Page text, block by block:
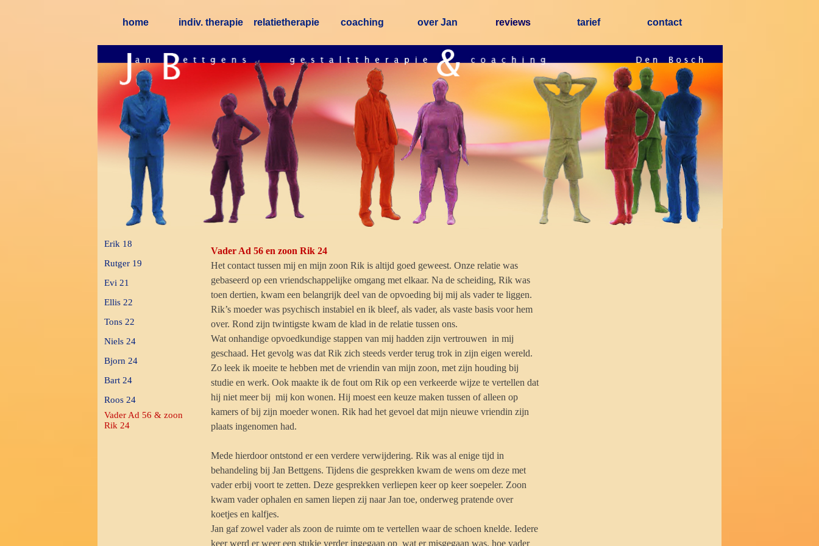
Menu overslaan
home indiv. therapie ▼
relatietherapie ▼
coaching ▼
over Jan ▼
reviews ▼
tarief ▼
contact
Vader Ad 56 en zoon Rik 24
Het contact tussen mij en mijn zoon Rik is altijd goed geweest. Onze relatie was
gebaseerd op een vriendschappelijke omgang met elkaar. Na de scheiding, Rik was
toen dertien, kwam een belangrijk deel van de opvoeding bij mij als vader te liggen.
Rik’s moeder was psychisch instabiel en ik bleef, als vader, als vaste basis voor hem
over. Rond zijn twintigste kwam de klad in de relatie tussen ons.
Wat onhandige opvoedkundige stappen van mij hadden zijn vertrouwen in mij
geschaad. Het gevolg was dat Rik zich steeds verder terug trok in zijn eigen wereld.
Zo leek ik moeite te hebben met de vriendin van mijn zoon, met zijn houding bij
studie en werk. Ook maakte ik de fout om Rik op een verkeerde wijze te vertellen dat
hij niet meer bij mij kon wonen. Hij moest een keuze maken tussen of alleen op
kamers of bij zijn moeder wonen. Rik had het gevoel dat mijn nieuwe vriendin zijn
plaats ingenomen had.
Mede hierdoor ontstond er een verdere verwijdering. Rik was al enige tijd in
behandeling bij Jan Bettgens. Tijdens die gesprekken kwam de wens om deze met
vader erbij voort te zetten. Deze gesprekken verliepen keer op keer soepeler. Zoon
kwam vader ophalen en samen liepen zij naar Jan toe, onderweg pratende over
koetjes en kalfjes.
Jan gaf zowel vader als zoon de ruimte om te vertellen waar de schoen knelde. Iedere
keer werd er weer een stukje verder ingegaan op wat er misgegaan was, hoe vader
Erik 18
Rutger 19
Evi 21
Ellis 22
Tons 22
Niels 24
Bjorn 24
Bart 24
Roos 24
Vader Ad 56 & zoon
Rik 24